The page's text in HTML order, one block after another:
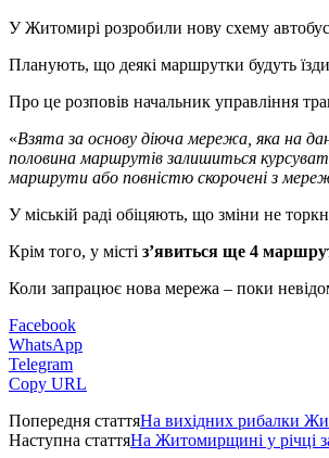
У Житомирі розробили нову схему
Планують, що деякі маршрутки будуть
Про це розповів начальник управління
«Взята за основу діюча мережа, яка на
половина маршрутів залишиться
маршрути або повністю скорочені з
У міській раді обіцяють, що зміни не
Крім того, у місті з’явиться ще 4
Коли запрацює нова мережа – поки
Facebook
WhatsApp
Telegram
Copy URL
Попередня статтяНа вихідних рибалки
Наступна статтяНа Житомирщині у річці